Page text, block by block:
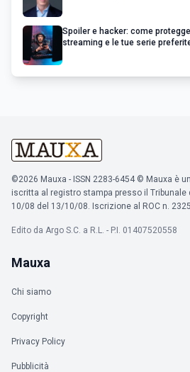
Spoiler e hacker: come
streaming e le tue serie
©2026 Mauxa - ISSN 2283-6454 © Mauxa è
iscritta al registro stampa presso il Tribunale
10/08 del 13/10/08. Iscrizione al ROC n.
Edito da Argo S.C. a R.L. - P.I. 01407520558
Mauxa
Chi siamo
Copyright
Privacy Policy
Pubblicità